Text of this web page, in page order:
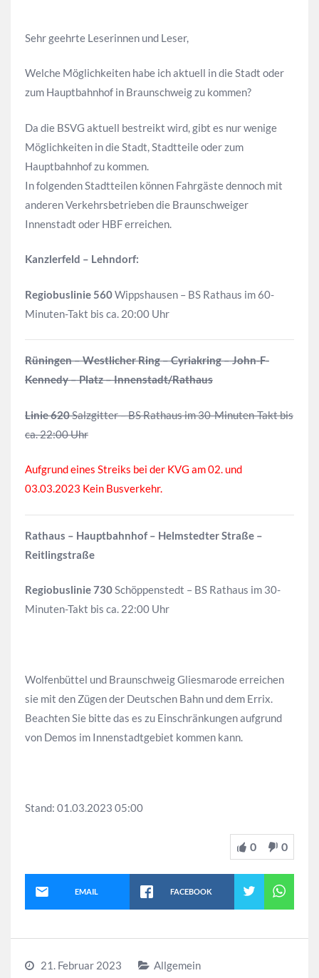
Sehr geehrte Leserinnen und Leser,
Welche Möglichkeiten habe ich aktuell in die Stadt oder
zum Hauptbahnhof in Braunschweig zu kommen?
Da die BSVG aktuell bestreikt wird, gibt es nur wenige
Möglichkeiten in die Stadt, Stadtteile oder zum
Hauptbahnhof zu kommen.
In folgenden Stadtteilen können Fahrgäste dennoch mit
anderen Verkehrsbetrieben die Braunschweiger
Innenstadt oder HBF erreichen.
Kanzlerfeld – Lehndorf:
Regiobuslinie 560Wippshausen – BS Rathaus im 60-
Minuten-Takt bis ca. 20:00 Uhr
Rüningen – Westlicher Ring – Cyriakring – John-F-
Kennedy – Platz – Innenstadt/Rathaus
Linie 620Salzgitter – BS Rathaus im 30-Minuten-Takt bis
ca. 22:00 Uhr
Aufgrund eines Streiks bei der KVG am 02. und
03.03.2023 Kein Busverkehr.
Rathaus – Hauptbahnhof – Helmstedter Straße –
Reitlingstraße
Regiobuslinie 730Schöppenstedt – BS Rathaus im 30-
Minuten-Takt bis ca. 22:00 Uhr
Wolfenbüttel und Braunschweig Gliesmarode erreichen
sie mit den Zügen der Deutschen Bahn und dem Errix.
Beachten Sie bitte das es zu Einschränkungen aufgrund
von Demos im Innenstadtgebiet kommen kann.
Stand: 01.03.2023 05:00
0 0
EMAIL FACEBOOK
21. Februar 2023 Allgemein